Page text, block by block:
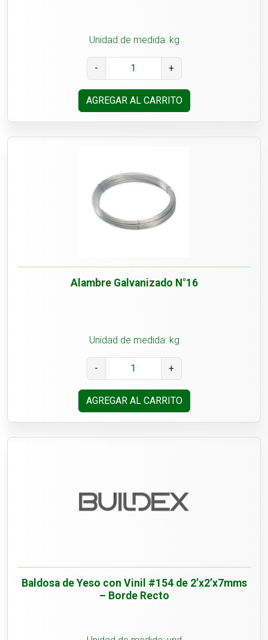
Unidad de medida: kg
- +
AGREGAR AL CARRITO
Alambre Galvanizado N°16
Unidad de medida: kg
- +
AGREGAR AL CARRITO
Baldosa de Yeso con Vinil #154 de 2’x2’x7mms
– Borde Recto